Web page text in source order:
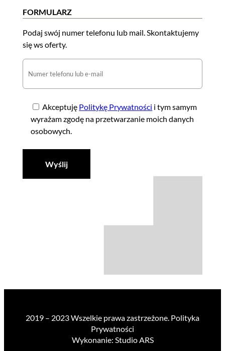
FORMULARZ
Podaj swój numer telefonu lub mail. Skontaktujemy
się ws oferty.
Akceptuję Politykę Prywatności i tym samym
wyrażam zgodę na przetwarzanie moich danych
osobowych.
2019 – 2023 Wszelkie prawa zastrzeżone. Polityka
Prywatności
Wykonanie: Studio ARS